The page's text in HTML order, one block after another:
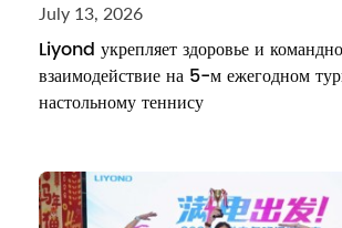
July 13, 2026
Liyond укрепляет здоровье и
взаимодействие на 5-м ежегодном
настольному теннису